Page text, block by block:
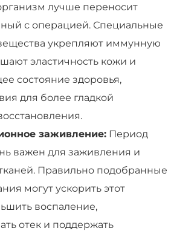
лучше переносит
с операцией. Специальные
укрепляют иммунную
эластичность кожи и
состояние здоровья,
для более гладкой
заживление: Период
важен для заживления и
Правильно подобранные
могут ускорить этот
воспаление,
отек и поддержать